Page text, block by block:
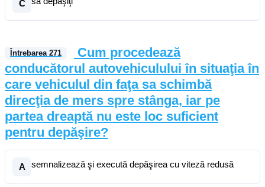
C
Întrebarea 271
Cum procedează
conducătorul autovehiculului în situaţia în
care vehiculul din faţa sa schimbă
direcţia de mers spre stânga, iar pe
partea dreaptă nu este loc suficient
pentru depăşire?
A semnalizează şi execută depăşirea cu viteză redusă